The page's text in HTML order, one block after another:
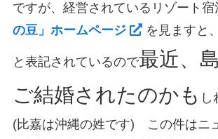
ですが、経営されているリゾート宿
の豆」ホームページ
を見ますと
と表記されているので最近、
ご結婚されたのかも し
(比嘉は沖縄の姓です) この件はニ